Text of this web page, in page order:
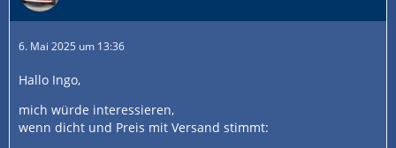
6. Mai 2025 um 13:36
Hallo Ingo,
mich würde interessieren,
wenn dicht und Preis mit Versand stimmt: